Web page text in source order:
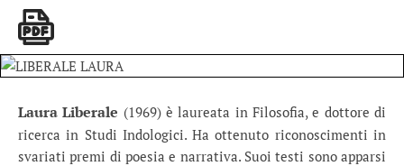
Laura Liberale (1969) è laureata in Filosofia, e dottore di
ricerca in Studi Indologici. Ha ottenuto riconoscimenti in
svariati premi di poesia e narrativa. Suoi testi sono apparsi